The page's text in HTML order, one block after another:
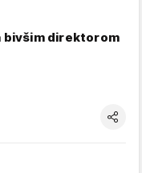
bivšim direktorom